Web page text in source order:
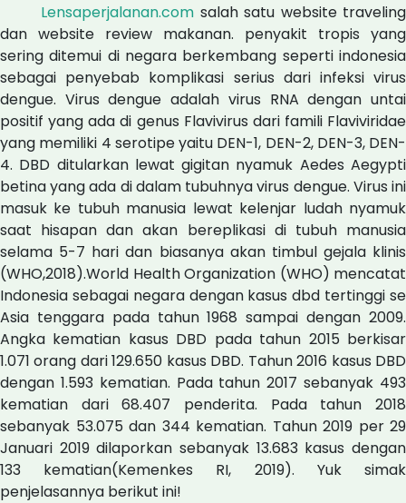
Lensaperjalanan.com salah satu website traveling
dan website review makanan. penyakit tropis yang
sering ditemui di negara berkembang seperti indonesia
sebagai penyebab komplikasi serius dari infeksi virus
dengue. Virus dengue adalah virus RNA dengan untai
positif yang ada di genus Flavivirus dari famili Flaviviridae
yang memiliki 4 serotipe yaitu DEN-1, DEN-2, DEN-3, DEN-
4. DBD ditularkan lewat gigitan nyamuk Aedes Aegypti
betina yang ada di dalam tubuhnya virus dengue. Virus ini
masuk ke tubuh manusia lewat kelenjar ludah nyamuk
saat hisapan dan akan bereplikasi di tubuh manusia
selama 5-7 hari dan biasanya akan timbul gejala klinis
(WHO,2018).World Health Organization (WHO) mencatat
Indonesia sebagai negara dengan kasus dbd tertinggi se
Asia tenggara pada tahun 1968 sampai dengan 2009.
Angka kematian kasus DBD pada tahun 2015 berkisar
1.071 orang dari 129.650 kasus DBD. Tahun 2016 kasus DBD
dengan 1.593 kematian. Pada tahun 2017 sebanyak 493
kematian dari 68.407 penderita. Pada tahun 2018
sebanyak 53.075 dan 344 kematian. Tahun 2019 per 29
Januari 2019 dilaporkan sebanyak 13.683 kasus dengan
133 kematian(Kemenkes RI, 2019). Yuk simak
penjelasannya berikut ini!